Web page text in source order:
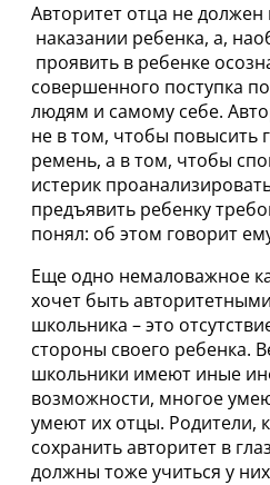
Авторитет отца не должен
наказании ребенка, а,
проявить в ребенке
совершенного поступка
людям и самому себе.
не в том, чтобы повысить
ремень, а в том, чтобы
истерик
предъявить ребенку
понял: об этом говорит
Еще одно немаловажное
хочет быть
школьника – это
стороны своего ребенка.
школьники имеют иные
возможности, многое
умеют их отцы. Родители,
сохранить авторитет в
должны тоже учиться у